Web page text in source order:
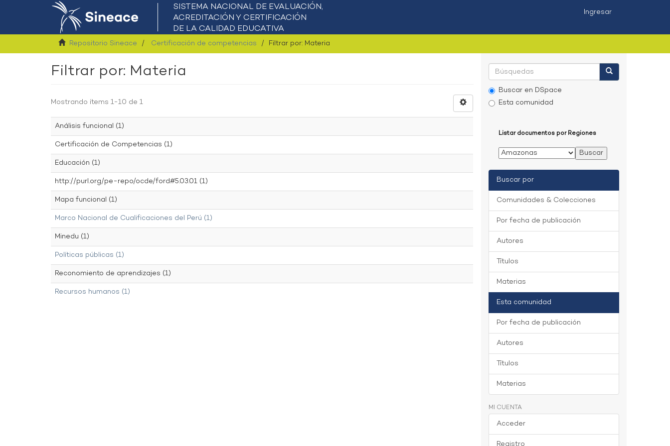
Ingresar
Repositorio Sineace Certificación de competencias Filtrar por: Materia
Filtrar por: Materia
Mostrando ítems 1-10 de 1
Análisis funcional (1)
Certificación de Competencias (1)
Educación (1)
http://purl.org/pe-repo/ocde/ford#5.03.01 (1)
Mapa funcional (1)
Marco Nacional de Cualificaciones del Perú (1)
Minedu (1)
Políticas públicas (1)
Reconomiento de aprendizajes (1)
Recursos humanos (1)
Buscar en DSpace
Esta comunidad
Listar documentos por Regiones
Buscar por
Comunidades & Colecciones
Por fecha de publicación
Autores
Títulos
Materias
Esta comunidad
Por fecha de publicación
Autores
Títulos
Materias
MI CUENTA
Acceder